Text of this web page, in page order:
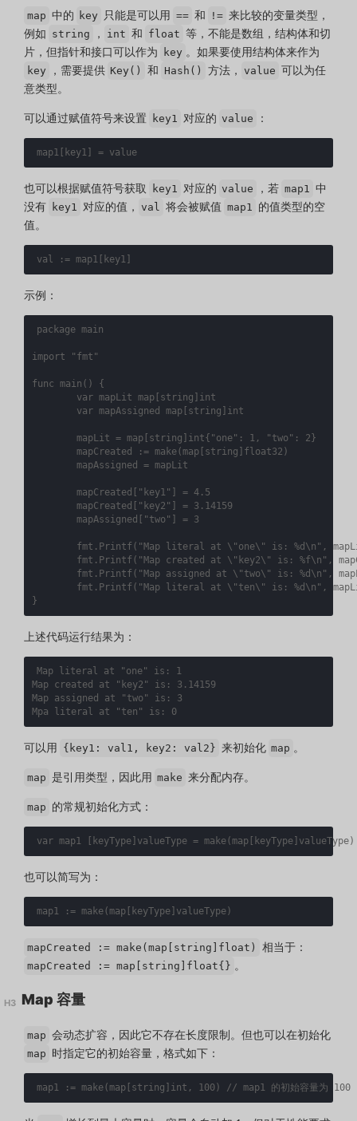
map 中的 key 只能是可以用 == 和 != 来比较的变量类型，
例如 string ， int 和 float 等，不能是数组，结构体和切
片，但指针和接口可以作为
key 。如果要使用结构体来作为
key ，需要提供 Key() 和 Hash() 方法， value 可以为任
意类型。
可以通过赋值符号来设置 key1 对应的 value ：
map1[ key1] = value
也可以根据赋值符号获取 key1 对应的 value ，若 map1 中
没有 key1 对应的值， val 将会被赋值 map1 的值类型的空
值。
val := map1[ key1]
示例：
package main
import "fmt"
func main ()
{
var mapLit map string
int
var mapAssigned map string int
mapLit = map string int{ "one" : 1 , "two" : 2 }
mapCreated
:= make( map string float32 )
mapAssigned
= mapLit
mapCreated "key1" = 4.5
mapCreated
"key2" = 3.14159
mapAssigned
"two" = 3
fmt . Printf ( "Map literal at \"one\" is: %d\n" ,
fmt . Printf ( "Map created at \"key2\" is: %f\n" ,
fmt . Printf ( "Map assigned at \"two\" is: %d\n" ,
fmt . Printf ( "Map literal at \"ten\" is: %d\n" ,
}
上述代码运行结果为：
Map literal at "one" is: 1
Map created at
"key2"
is: 3.14159
Map assigned at
"two" is: 3
Mpa literal at
"ten" is: 0
可以用 {key1: val1, key2: val2} 来初始化 map 。
map 是引用类型，因此用 make 来分配内存。
map 的常规初始化方式：
var map1 keyType] valueType = make( map[ keyType] valueType)
也可以简写为：
map1 := make( map[ keyType] valueType)
mapCreated := make(map[string]float) 相当于：
mapCreated := map[string]float{} 。
Map 容量
map 会动态扩容，因此它不存在长度限制。但也可以在初始化
map 时指定它的初始容量，格式如下：
map1 := make( map[ string int , 100) // map1 的初始容量为 100